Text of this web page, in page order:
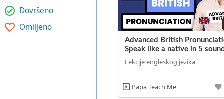
Dovršeno
Omiljeno
Advanced British
Speak like a native in 5
Lekcije engleskog jezika
Papa Teach Me